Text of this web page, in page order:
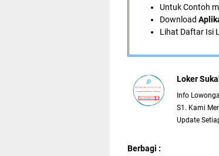
Untuk Contoh
Download
Lihat Daftar Isi
Loker
Info
S1. Kami
Update
Berbagi :